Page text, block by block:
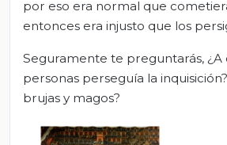
por eso era normal que
entonces era injusto que los
Seguramente te preguntarás, ¿A
personas perseguía la
brujas y magos?